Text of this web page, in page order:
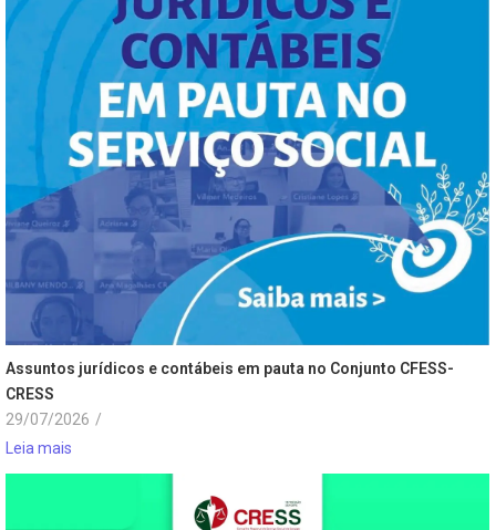
Assuntos jurídicos e contábeis em pauta no Conjunto CFESS-
CRESS
29/07/2026 /
Leia mais